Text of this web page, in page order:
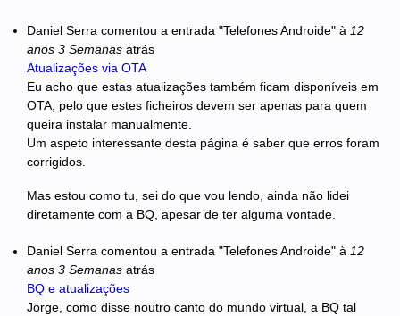
Daniel Serra comentou a entrada "Telefones Androide" à 12
anos 3 Semanas atrás
Atualizações via OTA
Eu acho que estas atualizações também ficam disponíveis em
OTA, pelo que estes ficheiros devem ser apenas para quem
queira instalar manualmente.
Um aspeto interessante desta página é saber que erros foram
corrigidos.
Mas estou como tu, sei do que vou lendo, ainda não lidei
diretamente com a BQ, apesar de ter alguma vontade.
Daniel Serra comentou a entrada "Telefones Androide" à 12
anos 3 Semanas atrás
BQ e atualizações
Jorge, como disse noutro canto do mundo virtual, a BQ tal